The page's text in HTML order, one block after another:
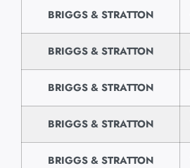
BRIGGS & STRATTON
BRIGGS & STRATTON
BRIGGS & STRATTON
BRIGGS & STRATTON
BRIGGS & STRATTON